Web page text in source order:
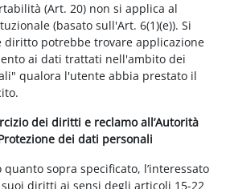
(Art. 20) non si applica al
(basato sull'Art. 6(1)(e)). Si
diritto potrebbe trovare applicazione
ai dati trattati nell'ambito dei
qualora l'utente abbia prestato il
dei diritti e reclamo all’Autorità
dei dati personali
quanto sopra specificato, l’interessato
diritti ai sensi degli articoli 15-22